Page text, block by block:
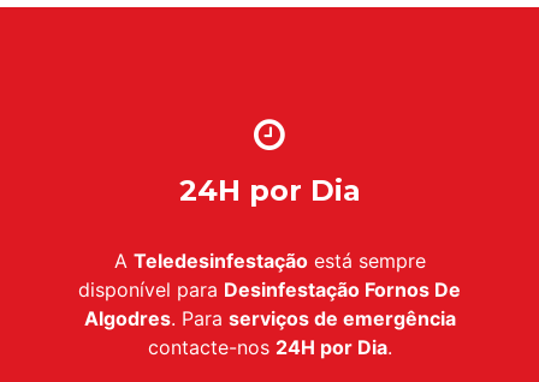
24H por Dia
A Teledesinfestaçãoestá sempre
disponível para Desinfestação Fornos De
Algodres. Para serviços de emergência
contacte-nos 24H por Dia.